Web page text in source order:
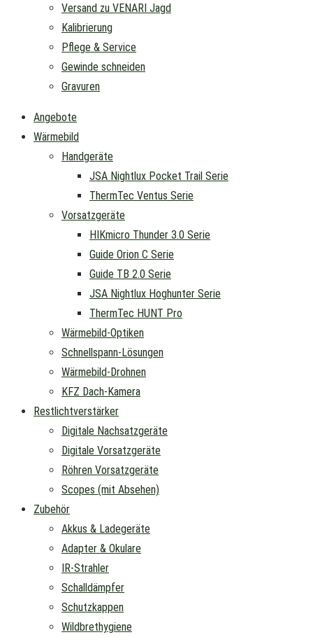
Versand zu VENARI Jagd
Kalibrierung
Pflege & Service
Gewinde schneiden
Gravuren
Angebote
Wärmebild
Handgeräte
JSA Nightlux Pocket Trail Serie
ThermTec Ventus Serie
Vorsatzgeräte
HIKmicro Thunder 3.0 Serie
Guide Orion C Serie
Guide TB 2.0 Serie
JSA Nightlux Hoghunter Serie
ThermTec HUNT Pro
Wärmebild-Optiken
Schnellspann-Lösungen
Wärmebild-Drohnen
KFZ Dach-Kamera
Restlichtverstärker
Digitale Nachsatzgeräte
Digitale Vorsatzgeräte
Röhren Vorsatzgeräte
Scopes (mit Absehen)
Zubehör
Akkus & Ladegeräte
Adapter & Okulare
IR-Strahler
Schalldämpfer
Schutzkappen
Wildbrethygiene